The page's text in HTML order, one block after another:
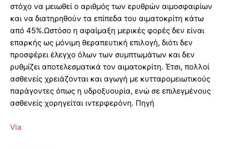
στόχο να μειωθεί ο αριθμός των ερυθρών αιμοσφαιρίων
και να διατηρηθούν τα επίπεδα του αιματοκρίτη κάτω
από 45%.Ωστόσο η αφαίμαξη μερικές φορές δεν είναι
επαρκής ως μόνιμη θεραπευτική επιλογή, διότι δεν
προσφέρει έλεγχο όλων των συμπτωμάτων και δεν
ρυθμίζει αποτελεσματικά τον αιματοκρίτη. Έτσι, πολλοί
ασθενείς χρειάζονται και αγωγή με κυτταρομειωτικούς
παράγοντες όπως η υδροξυουρία, ενώ σε επιλεγμένους
ασθενείς χορηγείται ιντερφερόνη. Πηγή
Via